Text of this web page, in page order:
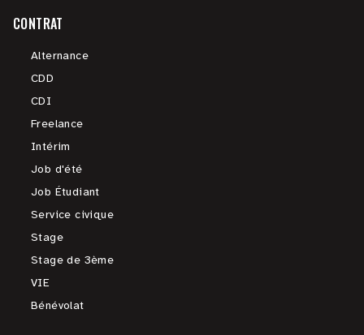
CONTRAT
Alternance
CDD
CDI
Freelance
Intérim
Job d'été
Job Étudiant
Service civique
Stage
Stage de 3ème
VIE
Bénévolat